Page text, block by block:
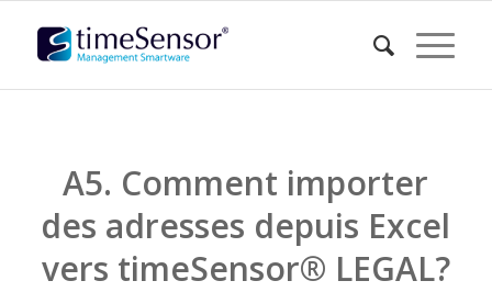
A5. Comment importer
des adresses depuis Excel
vers timeSensor® LEGAL?